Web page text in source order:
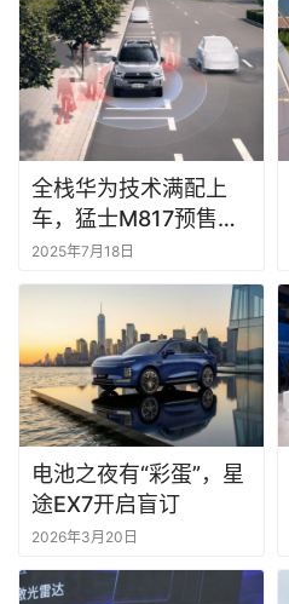
全栈华为技术满配上
车，猛士M817预售价
32.99万起
2025年7月18日
电池之夜有“彩蛋”，星
途EX7开启盲订
2026年3月20日